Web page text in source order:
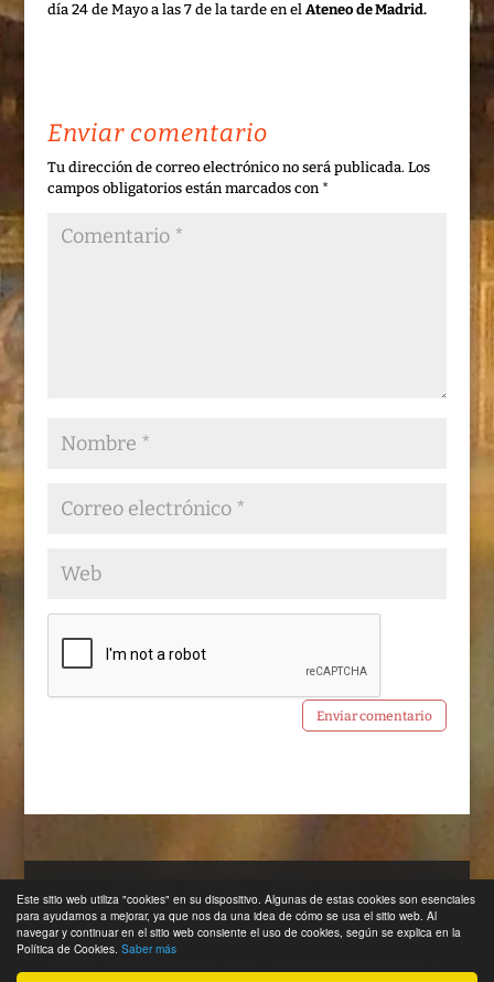
Este sitio web utiliza "cookies" en su dispositivo. Algunas de estas cookies son esenciales
para ayudarnos a mejorar, ya que nos da una idea de cómo se usa el sitio web. Al
navegar y continuar en el sitio web consiente el uso de cookies, según se explica en la
Política de Cookies. Saber más
día 24 de Mayo a las 7 de la tarde en el Ateneo de Madrid.
Enviar comentario
Tu dirección de correo electrónico no será publicada. Los
campos obligatorios están marcados con *
AVISO LEGAL
POLÍTICA DE COOKIES